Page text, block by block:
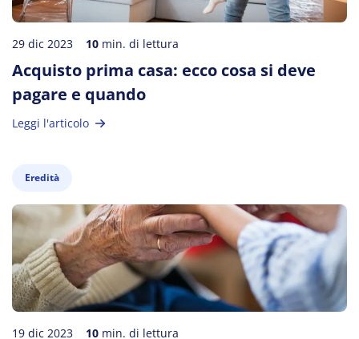
29 dic 2023 10 min. di lettura
Acquisto prima casa: ecco cosa si deve
pagare e quando
Leggi l'articolo
Eredità
19 dic 2023 10 min. di lettura